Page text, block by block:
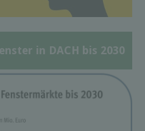
in DACH bis 2030